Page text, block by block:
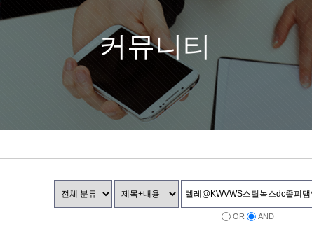
경평교수섭외
전문교육위탁(워크
경영평가/자문
지표개발/개선
전략수립/경영ESG
기타공공기관평가
지방공기업평가
출자출연기관평가
역대평가위원
국가기관자
지방기관자
공공정보
영상/사진
커뮤니티
OR AND